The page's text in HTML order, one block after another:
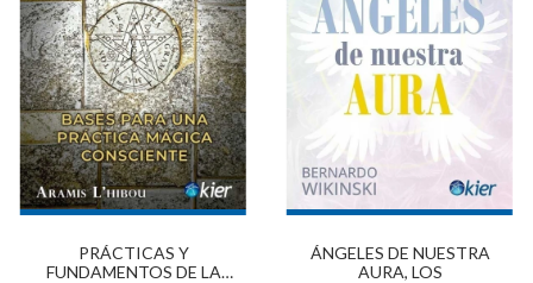
PRÁCTICAS Y
FUNDAMENTOS DE LA
ÁNGELES DE NUESTRA
AURA, LOS